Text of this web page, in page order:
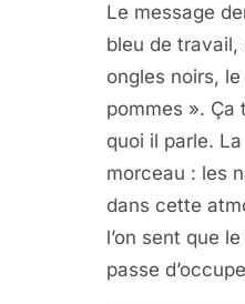
Le message
bleu de travail,
ongles noirs,
pommes ». Ça
quoi il parle.
morceau : les
dans cette
l’on sent que
passe